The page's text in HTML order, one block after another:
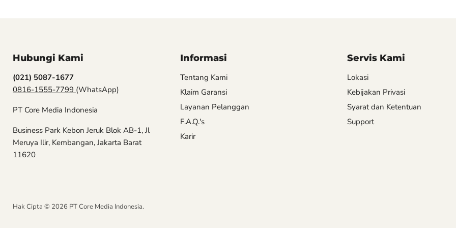
Hubungi Kami
(021) 5087-1677
0816-1555-7799 (WhatsApp)
PT Core Media Indonesia
Business Park Kebon Jeruk Blok AB-1, Jl
Meruya Ilir, Kembangan, Jakarta Barat
11620
Informasi
Tentang Kami
Klaim Garansi
Layanan Pelanggan
F.A.Q.'s
Karir
Servis Kami
Lokasi
Kebijakan Privasi
Syarat dan Ketentuan
Support
Hak Cipta © 2026 PT Core Media Indonesia.